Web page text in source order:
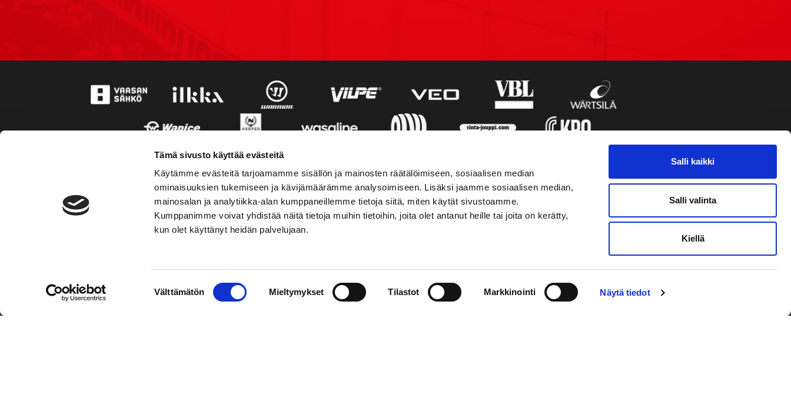
Tämä sivusto käyttää evästeitä
Käytämme evästeitä tarjoamamme sisällön ja mainosten räätälöimiseen, sosiaalisen median
ominaisuuksien tukemiseen ja kävijämäärämme analysoimiseen. Lisäksi jaamme sosiaalisen median,
mainosalan ja analytiikka-alan kumppaneillemme tietoja siitä, miten käytät sivustoamme.
Kumppanimme voivat yhdistää näitä tietoja muihin tietoihin, joita olet antanut heille tai joita on kerätty,
kun olet käyttänyt heidän palvelujaan.
Välttämätön Mieltymykset Tilastot Markkinointi Näytä tiedot
Salli kaikki
Salli valinta
Kiellä
Hockey-Team Vaasan Sport Oy
YHTEYSTIEDOT
Puh: 02 01 555 600
sportshop@vaasansport.fi
SOSIAALINEN MEDIA
facebook
VAASAN SPORT UUTISKIRJE